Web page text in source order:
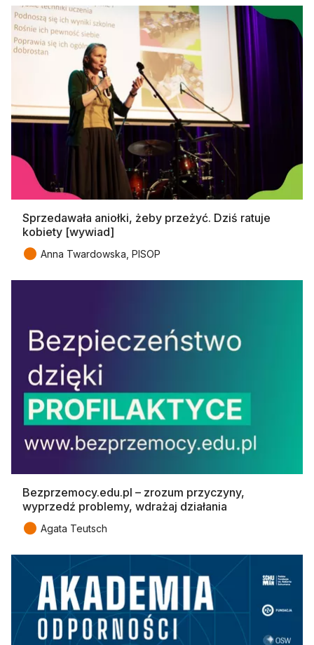
Sprzedawała aniołki, żeby przeżyć. Dziś ratuje
kobiety [wywiad]
● Anna Twardowska, PISOP
Bezprzemocy.edu.pl – zrozum przyczyny,
wyprzedź problemy, wdrażaj działania
● Agata Teutsch